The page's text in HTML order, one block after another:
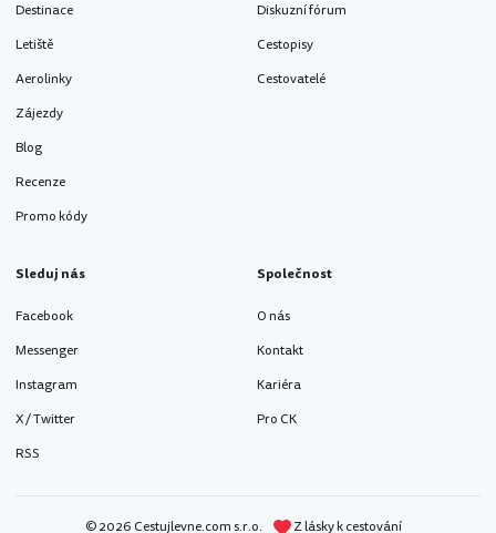
Destinace
Letiště
Aerolinky
Zájezdy
Blog
Recenze
Promo kódy
Diskuzní fórum
Cestopisy
Cestovatelé
Sleduj nás
Facebook
Messenger
Instagram
X / Twitter
RSS
Společnost
O nás
Kontakt
Kariéra
Pro CK
© 2026 Cestujlevne.com s.r.o. Z lásky k cestování